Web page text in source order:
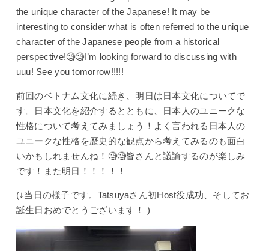
the unique character of the Japanese! It may be
interesting to consider what is often referred to the unique
character of the Japanese people from a historical
perspective!🧐🧐I’m looking forward to discussing with
uuu! See you tomorrow!!!!!
前回のベトナム文化に続き、明日は日本文化についてで
す。日本文化を紹介するとともに、日本人のユニークな
性格について考えてみましょう！よく言われる日本人の
ユニークな性格を歴史的な観点から考えてみるのも面白
いかもしれませんね！🧐🧐皆さんと議論するのが楽しみ
です！また明日！！！！！
(↓当日の様子です。Tatsuyaさん初Host役成功、そしてお
誕生日おめでとうございます！
)